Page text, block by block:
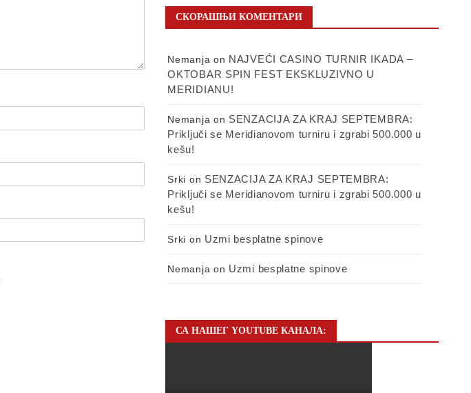
СКОРАШЊИ КОМЕНТАРИ
Nemanja on NAJVEĆI CASINO TURNIR IKADA –
OKTOBAR SPIN FEST EKSKLUZIVNO U
MERIDIANU!
Nemanja on SENZACIJA ZA KRAJ SEPTEMBRA:
Priključi se Meridianovom turniru i zgrabi 500.000 u
kešu!
Srki on SENZACIJA ZA KRAJ SEPTEMBRA:
Priključi se Meridianovom turniru i zgrabi 500.000 u
kešu!
Srki on Uzmi besplatne spinove
Nemanja on Uzmi besplatne spinove
СА НАШЕГ YOUTUBE КАНАЛА: